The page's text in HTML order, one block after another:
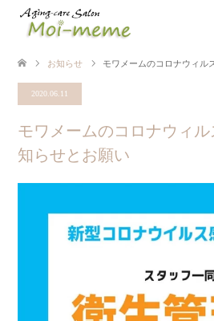
お知らせ モワメームのコロナウィル
2020.06.11
モワメームのコロナウィ
知らせとお願い